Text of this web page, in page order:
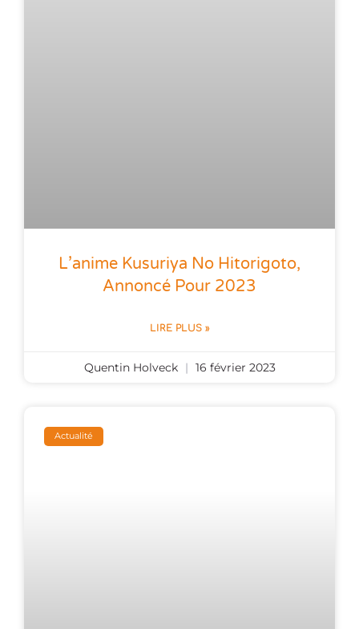
L’anime Kusuriya No Hitorigoto,
Annoncé Pour 2023
LIRE PLUS »
Quentin Holveck 16 février 2023
Actualité